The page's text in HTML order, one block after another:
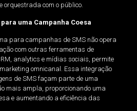
orquestrada com o público.
uma Campanha Coesa
para campanhas de SMS não opera
com outras ferramentas de
analytics e mídias sociais, permite
omnicanal. Essa integração
de SMS façam parte de uma
mais ampla, proporcionando uma
e aumentando a eficiência das